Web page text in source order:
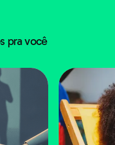
no Enem surgem
fotos ou
como clima,
Geopolítica ou a
pra você